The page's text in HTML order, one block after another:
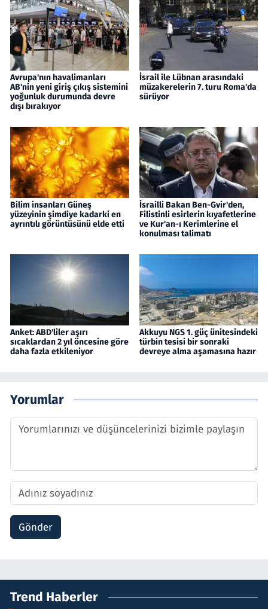
Avrupa'nın havalimanları
AB'nin yeni giriş çıkış sistemini
yoğunluk durumunda devre
dışı bırakıyor
İsrail ile Lübnan arasındaki
müzakerelerin 7. turu Roma'da
sürüyor
Bilim insanları Güneş
yüzeyinin şimdiye kadarki en
ayrıntılı görüntüsünü elde etti
İsrailli Bakan Ben-Gvir'den,
Filistinli esirlerin kıyafetlerine
ve Kur'an-ı Kerimlerine el
konulması talimatı
Anket: ABD'liler aşırı
sıcaklardan 2 yıl öncesine göre
daha fazla etkileniyor
Akkuyu NGS 1. güç ünitesindeki
türbin tesisi bir sonraki
devreye alma aşamasına hazır
Yorumlar
Gönder
Trend Haberler